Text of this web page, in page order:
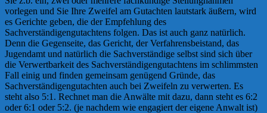
vorlegen und Sie Ihre Zweifel am Gutachten lautstark äußern, wird
es Gerichte geben, die der Empfehlung des
Sachverständigengutachtens folgen. Das ist auch ganz natürlich.
Denn die Gegenseite, das Gericht, der Verfahrensbeistand, das
Jugendamt und natürlich die Sachverständige selbst sind sich über
die Verwertbarkeit des Sachverständigengutachtens im schlimmsten
Fall einig und finden gemeinsam genügend Gründe, das
Sachverständigengutachten auch bei Zweifeln zu verwerten. Es
steht also 5:1. Rechnet man die Anwälte mit dazu, dann steht es 6:2
oder 6:1 oder 5:2. (je nachdem wie engagiert der eigene Anwalt ist)